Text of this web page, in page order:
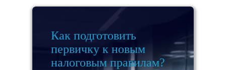
Как подготовить
первичку к новым
налоговым правилам?